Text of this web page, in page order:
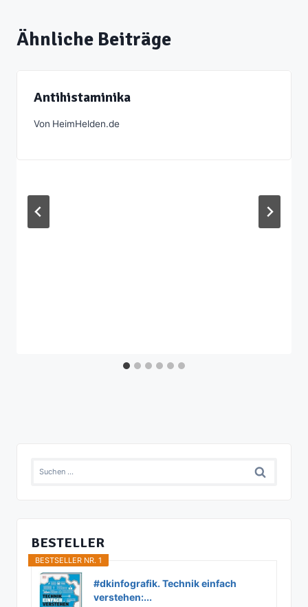
Ähnliche Beiträge
Antihistaminika
Von HeimHelden.de
Suchen
BESTELLER
BESTSELLER NR. 1
#dkinfografik. Technik einfach
verstehen:...